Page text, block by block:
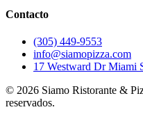
Contacto
(305) 449-9553
info@siamopizza.com
17 Westward Dr Miami
© 2026 Siamo Ristorante &
reservados.